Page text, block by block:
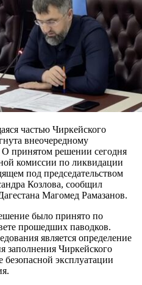
частью Чиркейского
внеочередному
принятом решении сегодня
комиссии по ликвидации
под председательством
Козлова, сообщил
Магомед Рамазанов.
было принято по
прошедших паводков.
является определение
заполнения Чиркейского
эксплуатации